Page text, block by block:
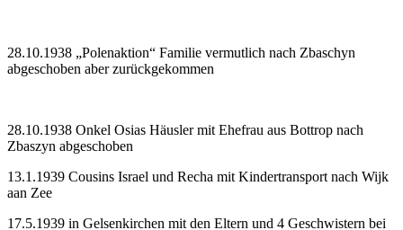
28.10.1938 „Polenaktion“ Familie vermutlich nach Zbaschyn
abgeschoben aber zurückgekommen
28.10.1938 Onkel Osias Häusler mit Ehefrau aus Bottrop nach
Zbaszyn abgeschoben
13.1.1939 Cousins Israel und Recha mit Kindertransport nach Wijk
aan Zee
17.5.1939 in Gelsenkirchen mit den Eltern und 4 Geschwistern bei